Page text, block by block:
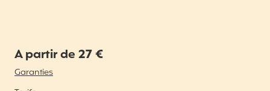
A partir de 27 €
Garanties